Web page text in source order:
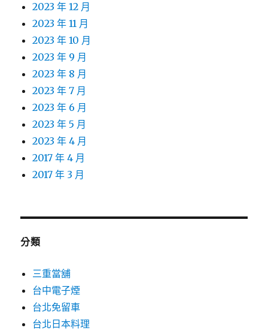
2023 年 12 月
2023 年 11 月
2023 年 10 月
2023 年 9 月
2023 年 8 月
2023 年 7 月
2023 年 6 月
2023 年 5 月
2023 年 4 月
2017 年 4 月
2017 年 3 月
分類
三重當舖
台中電子煙
台北免留車
台北日本料理